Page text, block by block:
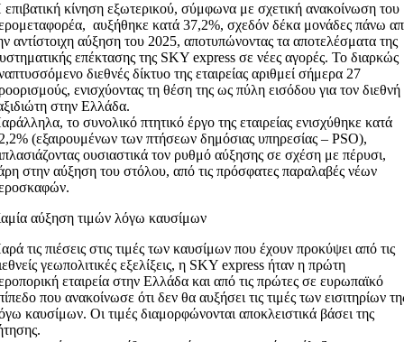
κίνηση εξωτερικού, σύμφωνα με σχετική ανακοίνωση του
αυξήθηκε κατά 37,2%, σχεδόν δέκα μονάδες πάνω
αντίστοιχη αύξηση του 2025, αποτυπώνοντας τα αποτελέσματα της
επέκτασης της SKY express σε νέες αγορές. Το διαρκώς
διεθνές δίκτυο της εταιρείας αριθμεί σήμερα 27
ενισχύοντας τη θέση της ως πύλη εισόδου για τον διεθνή
στην Ελλάδα.
το συνολικό πτητικό έργο της εταιρείας ενισχύθηκε κατά
(εξαιρουμένων των πτήσεων δημόσιας υπηρεσίας – PSO),
ουσιαστικά τον ρυθμό αύξησης σε σχέση με πέρυσι,
στην αύξηση του στόλου, από τις πρόσφατες παραλαβές νέων
αύξηση τιμών λόγω καυσίμων
τις πιέσεις στις τιμές των καυσίμων που έχουν προκύψει από τις
γεωπολιτικές εξελίξεις, η SKY express ήταν η πρώτη
εταιρεία στην Ελλάδα και από τις πρώτες σε ευρωπαϊκό
που ανακοίνωσε ότι δεν θα αυξήσει τις τιμές των εισιτηρίων
καυσίμων. Οι τιμές διαμορφώνονται αποκλειστικά βάσει της